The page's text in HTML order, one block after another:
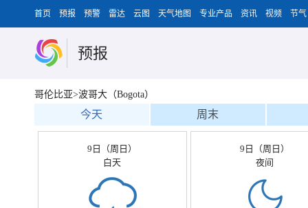
首页 预报 预警 雷达 云图 天气地图 专业产品 资讯 视频 节气
预报
哥伦比亚>波哥大（Bogota）
今天 周末
9日（周日）
白天
9日（周日）
夜间